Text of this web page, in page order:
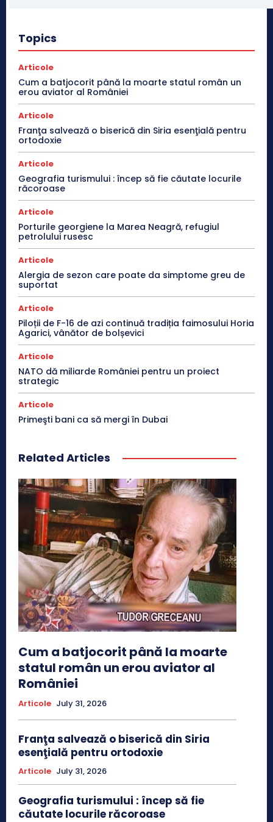
Topics
Articole
Cum a batjocorit până la moarte statul român un
erou aviator al României
Articole
Franţa salvează o biserică din Siria esenţială pentru
ortodoxie
Articole
Geografia turismului : încep să fie căutate locurile
răcoroase
Articole
Porturile georgiene la Marea Neagră, refugiul
petrolului rusesc
Articole
Alergia de sezon care poate da simptome greu de
suportat
Articole
Piloții de F-16 de azi continuă tradiția faimosului Horia
Agarici, vânător de bolșevici
Articole
NATO dă miliarde României pentru un proiect
strategic
Articole
Primeşti bani ca să mergi în Dubai
Related Articles
Cum a batjocorit până la moarte
statul român un erou aviator al
României
Articole July 31, 2026
Franţa salvează o biserică din Siria
esenţială pentru ortodoxie
Articole July 31, 2026
Geografia turismului : încep să fie
căutate locurile răcoroase